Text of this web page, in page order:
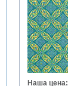
Наша цена: